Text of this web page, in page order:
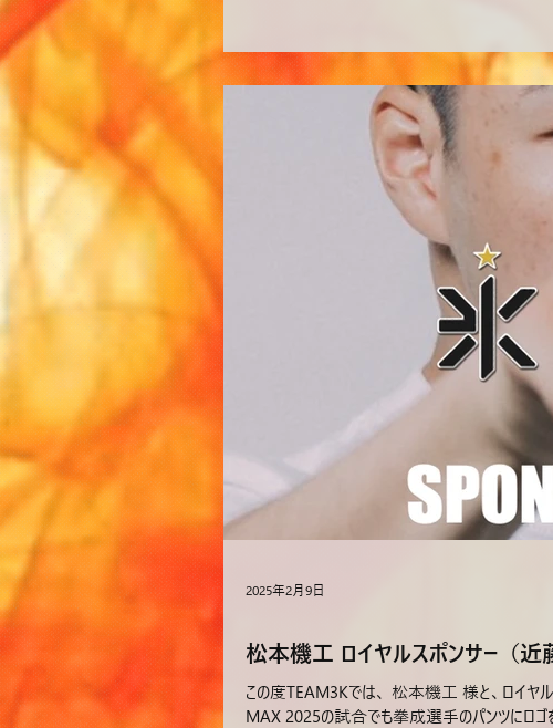
松本機工 ロイヤルスポンサー（
この度TEAM3Kでは、 松本機工 様と、ロイ
MAX 2025の試合でも拳成選手のパンツにロ
2025年2月9日